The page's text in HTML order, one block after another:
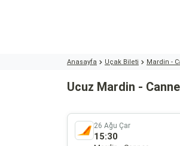
Anasayfa Uçak Bileti Mardin -
Ucuz Mardin -
26 Ağu Çar
15:30